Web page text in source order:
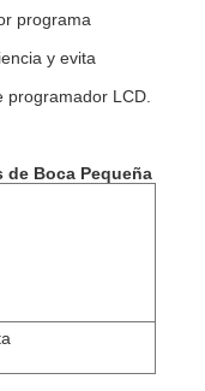
programa
y evita
programador LCD.
de Boca Pequeña